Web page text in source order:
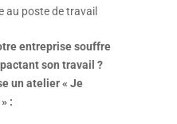
au poste de travail
entreprise souffre
son travail ?
un atelier « Je
: